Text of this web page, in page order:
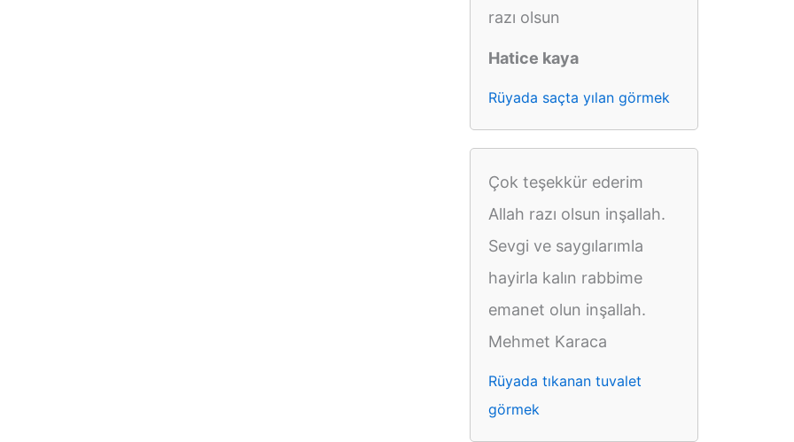
razı olsun
Hatice kaya
Rüyada saçta yılan görmek
Çok teşekkür ederim
Allah razı olsun inşallah.
Sevgi ve saygılarımla
hayirla kalın rabbime
emanet olun inşallah.
Mehmet Karaca
Rüyada tıkanan tuvalet
görmek